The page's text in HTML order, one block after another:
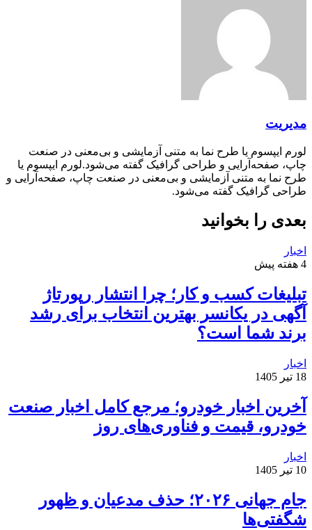
مدیریت
لورم ایپسوم یا طرح‌ نما به متنی آزمایشی و بی‌معنی در صنعت
چاپ، صفحه‌آرایی و طراحی گرافیک گفته می‌شود.لورم ایپسوم یا
طرح‌ نما به متنی آزمایشی و بی‌معنی در صنعت چاپ، صفحه‌آرایی و
طراحی گرافیک گفته می‌شود.
بعدی را بخوانید
اخبار
4 هفته پیش
تبلیغات کسب و کار؛ چرا انتشار رپورتاژ
آگهی در یکانسر بهترین انتخاب برای رشد
برند شما است؟
اخبار
18 تیر 1405
آخرین اخبار خودرو؛ مرجع کامل اخبار صنعت
خودرو، قیمت و فناوری‌های روز
اخبار
10 تیر 1405
جام جهانی ۲۰۲۶؛ حذف مدعیان و ظهور
شگفتی‌ها